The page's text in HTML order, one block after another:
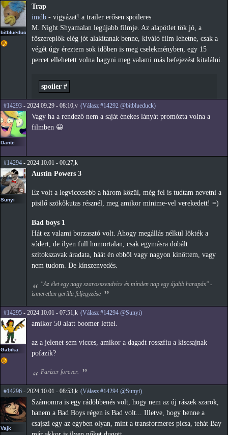
bitblueduck
Trap
imdb - vigyázat! a trailer erősen spoileres
M. Night Shyamalan legújabb filmje. Az alapötlet tök jó, a
főszereplők elég jót alakítanak benne, kiváló film lehetne, csak a
végét úgy éreztem sok időben is meg cselekményben, egy 15
percet ellehetett volna hagyni meg valami más befejezést kitalálni.
spoiler #
#14293 - 2024.09.29 - 08:10,v (Válasz #14292 @bitblueduck)
Dante
Vagy ha a rendező nem a saját énekes lányát promózta volna a
filmben 😀
#14294 - 2024.10.01 - 00:27,k
Sunyi
Austin Powers 3
Ez volt a legviccesebb a három közül, még fel is tudtam nevetni a
pisilő szökőkutas résznél, meg amikor minime-vel verekedett! =)
Bad boys 1
Hát ez valami borzasztó volt. Ahogy megállás nélkül lökték a
sódert, de ilyen full humortalan, csak egymásra dobált
szitokszavak áradata, háát én ebből vagy nagyon kinőttem, vagy
nem tudom. De kínszenvedés.
"Az élet egy nagy szarosszendvics és minden nap egy újabb harapás" -
ismeretlen gerilla feljegyzése
#14295 - 2024.10.01 - 07:51,k (Válasz #14294 @Sunyi)
Gabika
amikor 50 alatt boomer lettel.
az a jelenet sem vicces, amikor a dagadt rosszfiu a kiscsajnak
pofazik?
Parizer forever.
#14296 - 2024.10.01 - 08:53,k (Válasz #14294 @Sunyi)
Vajk
Számomra is egy rádöbbenés volt, hogy nem az új rászek szarok,
hanem a Bad Boys régen is Bad volt... Illetve, hogy benne a
csajszi egy az egyben olyan, mint a transformeres picsa, tehát Bay